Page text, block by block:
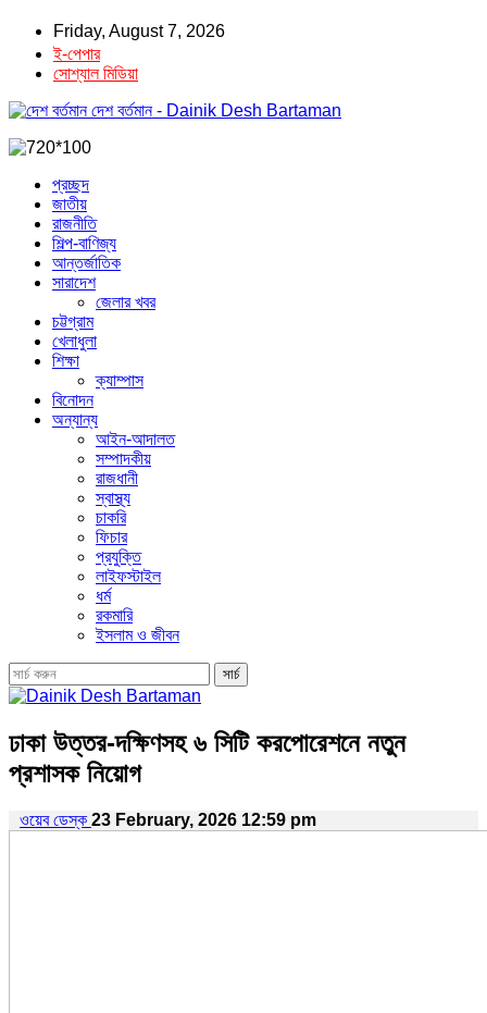
Friday, August 7, 2026
ই-পেপার
সোশ্যাল মিডিয়া
দেশ বর্তমান - Dainik Desh Bartaman
প্রচ্ছদ
জাতীয়
রাজনীতি
শিল্প-বাণিজ্য
আন্তর্জাতিক
সারাদেশ
জেলার খবর
চট্টগ্রাম
খেলাধুলা
শিক্ষা
ক্যাম্পাস
বিনোদন
অন্যান্য
আইন-আদালত
সম্পাদকীয়
রাজধানী
স্বাস্থ্য
চাকরি
ফিচার
প্রযুক্তি
লাইফস্টাইল
ধর্ম
রকমারি
ইসলাম ও জীবন
ঢাকা উত্তর-দক্ষিণসহ ৬ সিটি করপোরেশনে নতুন
প্রশাসক নিয়োগ
ওয়েব ডেস্ক 23 February, 2026 12:59 pm